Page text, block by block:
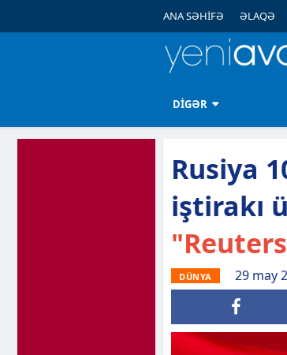
ANA SƏHİFƏ ƏLAQƏ
DİGƏR
Rusiya
iştirakı
DÜNYA 29 may